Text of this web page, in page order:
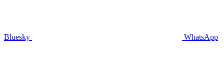
Bluesky WhatsApp